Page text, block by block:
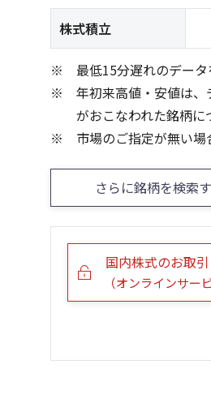
株式積立
最低15分遅れのデータ
年初来高値・安値は
がおこなわれた銘柄に
市場のご指定が無い場
さらに銘柄を検索
国内株式のお取
（オンラインサー